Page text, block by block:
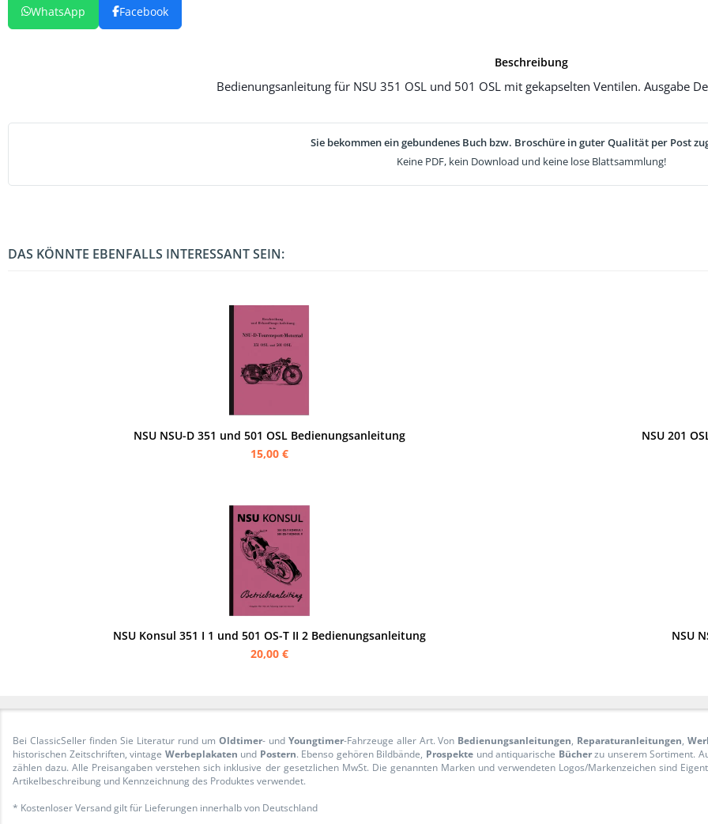
Beschreibung
Bedienungsanleitung für NSU 351 OSL und 501 OSL mit gekapselten Ventilen. Ausgabe
Sie bekommen ein gebundenes Buch bzw. Broschüre in guter Qualität per Post
Keine PDF, kein Download und keine lose Blattsammlung!
WhatsApp Facebook
DAS KÖNNTE EBENFALLS INTERESSANT SEIN:
NSU NSU-D 351 und 501 OSL Bedienungsanleitung
15,00 €
NSU 201
NSU Konsul 351 I 1 und 501 OS-T II 2 Bedienungsanleitung
20,00 €
NSU
Bei ClassicSeller finden Sie Literatur rund um Oldtimer- und Youngtimer-Fahrzeuge aller Art. Von Bedienungsanleitungen, Reparaturanleitungen,
historischen Zeitschriften, vintage Werbeplakaten und Postern. Ebenso gehören Bildbände, Prospekte und antiquarische Bücherzu unserem Sortiment.
zählen dazu. Alle Preisangaben verstehen sich inklusive der gesetzlichen MwSt. Die genannten Marken und verwendeten Logos/Markenzeichen sind
Artikelbeschreibung und Kennzeichnung des Produktes verwendet.
* Kostenloser Versand gilt für Lieferungen innerhalb von Deutschland